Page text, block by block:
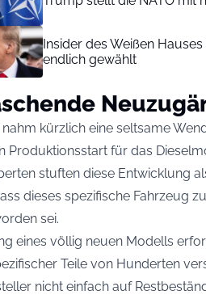
Insider des Weißen
endlich gewählt
nahm kürzlich eine seltsame
Produktionsstart für das
stuften diese Entwicklung
dieses spezifische Fahrzeug
sei.
eines völlig neuen Modells
Teile von Hunderten
nicht einfach auf